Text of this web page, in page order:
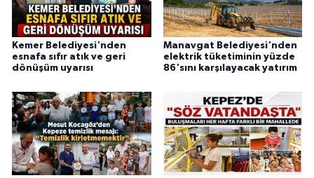
Kemer Belediyesi'nden
esnafa sıfır atık ve geri
dönüşüm uyarısı
Manavgat Belediyesi'nden
elektrik tüketiminin yüzde
86'sını karşılayacak yatırım